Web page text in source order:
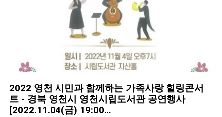
2022 영천 시민과 함께하는 가족사랑 힐링콘서
트 - 경북 영천시 영천시립도서관 공연행사
[2022.11.04(금) 19:00…